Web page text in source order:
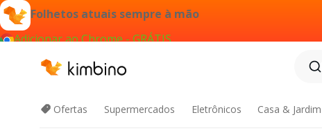
Folhetos atuais sempre à mão
Adicionar ao Chrome - GRÁTIS
Ofertas Supermercados Eletrônicos Casa & Jardim